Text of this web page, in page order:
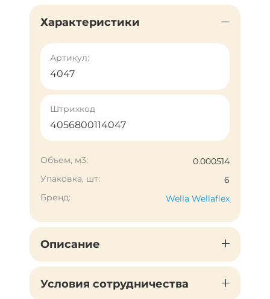
Характеристики
Артикул:
4047
Штрихкод
4056800114047
Объем, м3:
0.000514
Упаковка, шт:
6
Бренд:
Wella Wellaflex
Описание
Условия сотрудничества